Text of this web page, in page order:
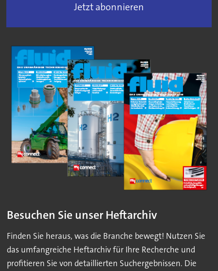
Jetzt abonnieren
Besuchen Sie unser Heftarchiv
Finden Sie heraus, was die Branche bewegt! Nutzen Sie
das umfangreiche Heftarchiv für Ihre Recherche und
profitieren Sie von detaillierten Suchergebnissen. Die